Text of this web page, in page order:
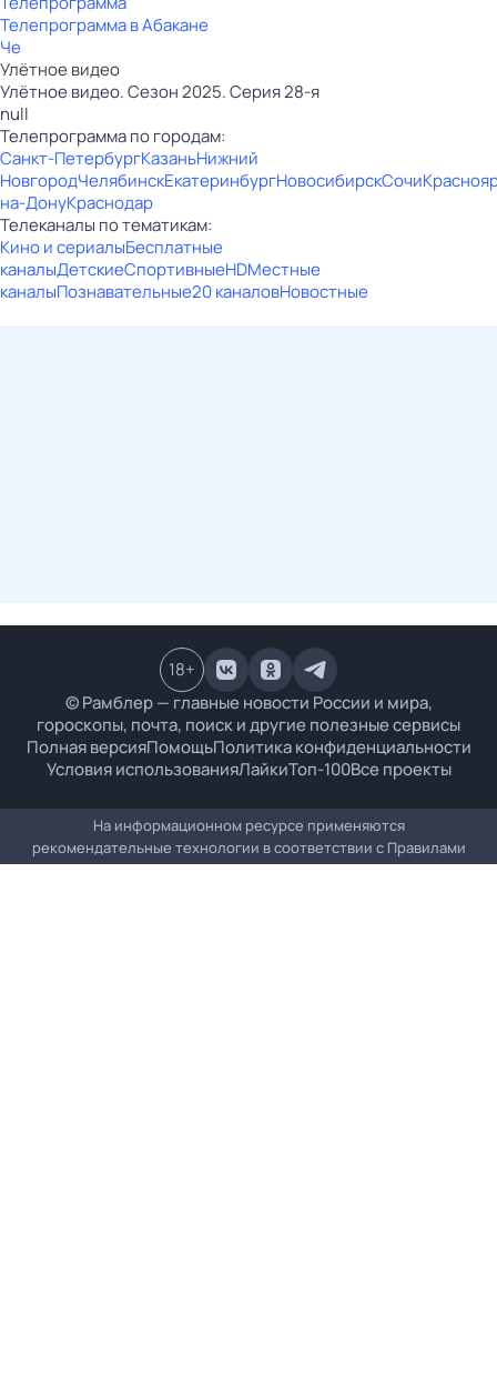
Телепрограмма в Абакане
Че
Улётное видео
Улётное видео. Сезон 2025. Серия 28-я
null
Телепрограмма по городам:
Санкт-ПетербургКазаньНижний
НовгородЧелябинскЕкатеринбургНовосибирскСочи
на-ДонуКраснодар
Телеканалы по тематикам:
Кино и сериалыБесплатные
каналыДетскиеСпортивныеHDМестные
каналыПознавательные20 каналовНовостные
© Рамблер — главные новости России и мира,
гороскопы, почта, поиск и другие полезные сервисы
Полная версияПомощьПолитика конфиденциальности
Условия использованияЛайкиТоп-100Все проекты
18+
На информационном ресурсе применяются
рекомендательные технологии в соответствии с Правилами